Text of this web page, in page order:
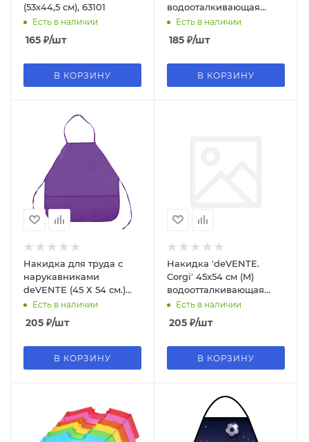
(53х44,5 см), 63101
Есть в наличии
165 ₽/шт
В КОРЗИНУ
водооталкивающая
ткань, цвет зеленый,
7042000
Есть в наличии
185 ₽/шт
В КОРЗИНУ
Накидка для труда c
нарукавниками
deVENTE (45 Х 54 см.)
цв. фиолетовый,
7042002
Есть в наличии
205 ₽/шт
В КОРЗИНУ
Накидка 'deVENTE.
Corgi' 45x54 см (M)
водоотталкивающая
ткань, 3 кармана, 2
нарукавника, 7042404
Есть в наличии
205 ₽/шт
В КОРЗИНУ